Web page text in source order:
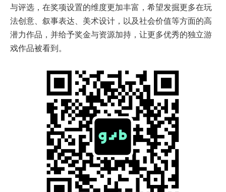
与评选，在奖项设置的维度更加丰富，希望发掘更多在玩
法创意、叙事表达、美术设计，以及社会价值等方面的高
潜力作品，并给予奖金与资源加持，让更多优秀的独立游
戏作品被看到。